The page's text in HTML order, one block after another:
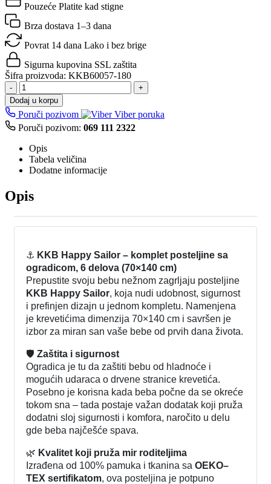
Pouzeće Platite kad stigne
Brza dostava 1–3 dana
Povrat 14 dana Lako i bez brige
Sigurna kupovina SSL zaštita
Šifra proizvoda: KKB60057-180
-
+
Dodaj u korpu
Poruči pozivom
Viber poruka
Poruči pozivom: 069 111 2322
Opis
Tabela veličina
Dodatne informacije
Opis
⚓ KKB Happy Sailor – komplet posteljine sa
ogradicom, 6 delova (70×140 cm)
Prepustite svoju bebu nežnom zagrljaju posteljine
KKB Happy Sailor, koja nudi udobnost, sigurnost
i prefinjen dizajn u jednom kompletu. Namenjena
je krevetićima dimenzija 70×140 cm i savršen je
izbor za miran san vaše bebe od prvih dana života.
🛡️Zaštita i sigurnost
Ogradica je tu da zaštiti bebu od hladnoće i
mogućih udaraca o drvene stranice krevetića.
Posebno je korisna kada beba počne da se okreće
tokom sna – tada postaje važan dodatak koji pruža
dodatni sloj sigurnosti i komfora, naročito u delu
gde beba najčešće spava.
🌿 Kvalitet koji pruža mir roditeljima
Izrađena od 100% pamuka i tkanina saOEKO–
TEX sertifikatom, ova posteljina je potpuno